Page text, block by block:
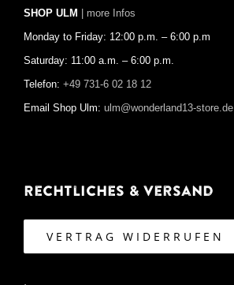
SHOP ULM | more Infos
Monday to Friday: 12:00 p.m. – 6:00 p.m
Saturday: 11:00 a.m. – 6:00 p.m.
Telefon: +49 731-6 02 18 12
Email Shop Ulm: ulm@wonderland13-store.de
Rechtliches & Versand
VERTRAG WIDERRUFEN